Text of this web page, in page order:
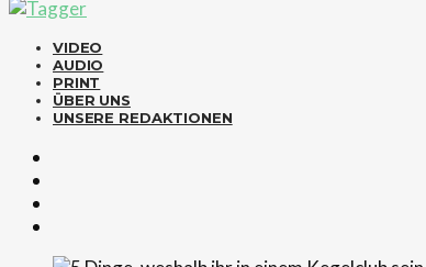
VIDEO
AUDIO
PRINT
ÜBER UNS
UNSERE REDAKTIONEN